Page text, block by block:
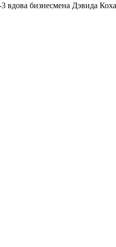
вдова бизнесмена Дэвида